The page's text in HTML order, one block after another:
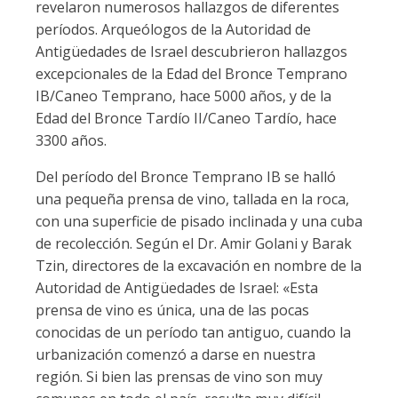
revelaron numerosos hallazgos de diferentes
períodos. Arqueólogos de la Autoridad de
Antigüedades de Israel descubrieron hallazgos
excepcionales de la Edad del Bronce Temprano
IB/Caneo Temprano, hace 5000 años, y de la
Edad del Bronce Tardío II/Caneo Tardío, hace
3300 años.
Del período del Bronce Temprano IB se halló
una pequeña prensa de vino, tallada en la roca,
con una superficie de pisado inclinada y una cuba
de recolección. Según el Dr. Amir Golani y Barak
Tzin, directores de la excavación en nombre de la
Autoridad de Antigüedades de Israel: «Esta
prensa de vino es única, una de las pocas
conocidas de un período tan antiguo, cuando la
urbanización comenzó a darse en nuestra
región. Si bien las prensas de vino son muy